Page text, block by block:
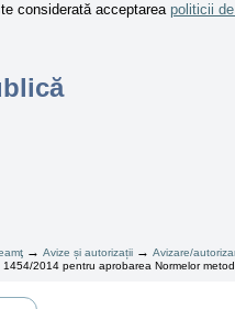
considerată acceptarea politicii
→Avize și autorizații →Avizare/
1454/2014 pentru aprobarea Normelor